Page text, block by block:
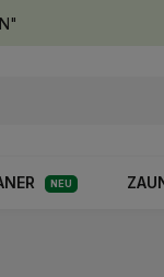
NEU